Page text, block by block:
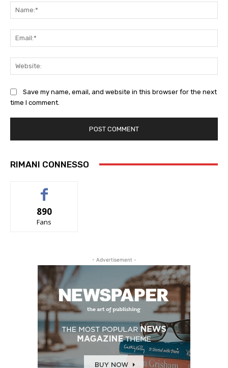
Save my name, email, and website in this browser for the next
time I comment.
RIMANI CONNESSO
890
Fans
- Advertisement -